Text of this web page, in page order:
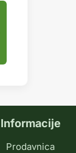
Informacije
Prodavnica